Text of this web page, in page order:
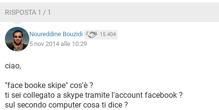
RISPOSTA 1 / 1
Noureddine Bouzidi 15.404
5 nov 2014 alle 10:29
ciao,
"face booke skipe" cos'è ?
ti sei collegato a skype tramite l'account facebook ?
sul secondo computer cosa ti dice ?